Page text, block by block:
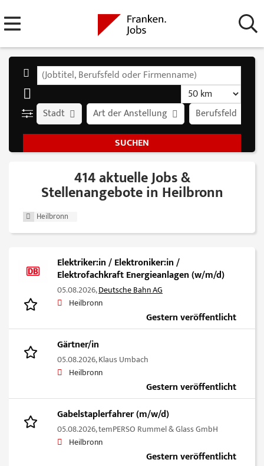
Stadt Art der Anstellung Berufsfeld
414 aktuelle Jobs &
Stellenangebote in Heilbronn
Heilbronn
Elektriker:in / Elektroniker:in /
Elektrofachkraft Energieanlagen (w/m/d)
05.08.2026,Deutsche Bahn AG
Heilbronn
Gestern veröffentlicht
Gärtner/in
05.08.2026,Klaus Umbach
Heilbronn
Gestern veröffentlicht
Gabelstaplerfahrer (m/w/d)
05.08.2026,temPERSO Rummel & Glass GmbH
Heilbronn
Gestern veröffentlicht